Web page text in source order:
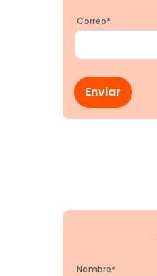
Correo*
Nombre*